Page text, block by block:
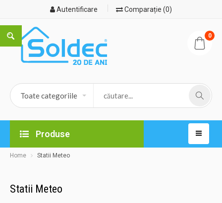
Autentificare Comparație (0)
0
Produse
Home Statii Meteo
Statii Meteo